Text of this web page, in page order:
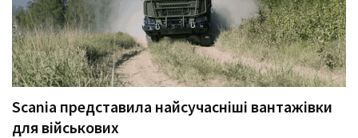
Scania представила найсучасніші вантажівки
для військових